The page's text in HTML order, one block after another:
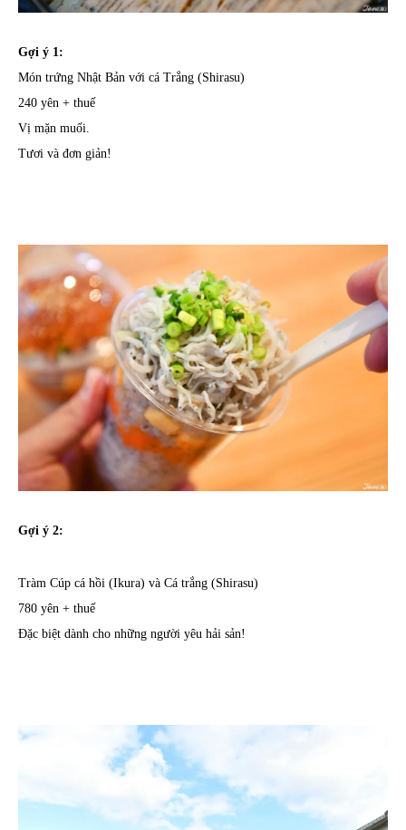
Gợi ý 1:
Món trứng Nhật Bản với cá Trắng (Shirasu)
240 yên + thuế
Vị mặn muối.
Tươi và đơn giản!
Gợi ý 2:
Tràm Cúp cá hồi (Ikura) và Cá trắng (Shirasu)
780 yên + thuế
Đặc biệt dành cho những người yêu hải sản!